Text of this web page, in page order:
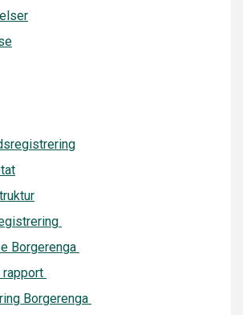
Borgerenga
rapport
Borgerenga